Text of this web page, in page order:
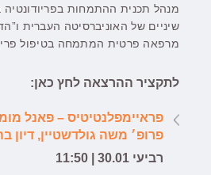
מנהל תכנית ההתמחות
שיניים של האוניברסיטה העברית
מרפאה פרטית המתמחה בטיפול
לתקציר ההרצאה לחץ כאן:
פראיימפלנטיטיס – פאנל
פרופ׳ משה גולדשטיין,
רביעי 30.01 | 11:50